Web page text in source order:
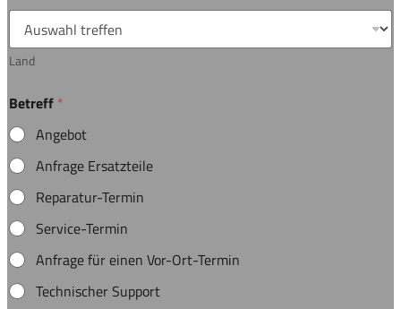
Land
Betreff *
Angebot
Anfrage Ersatzteile
Reparatur-Termin
Service-Termin
Anfrage für einen Vor-Ort-Termin
Technischer Support